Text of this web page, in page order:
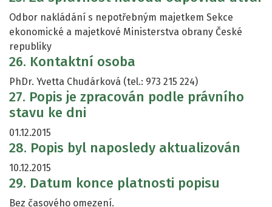
Odbor nakládání s nepotřebným majetkem Sekce
ekonomické a majetkové Ministerstva obrany České
republiky
26. Kontaktní osoba
PhDr. Yvetta Chudárková (tel.: 973 215 224)
27. Popis je zpracován podle právního
stavu ke dni
01.12.2015
28. Popis byl naposledy aktualizován
10.12.2015
29. Datum konce platnosti popisu
Bez časového omezení.